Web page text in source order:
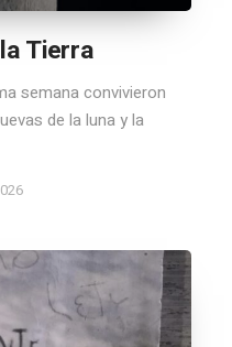
Tierra
semana convivieron
de la luna y la